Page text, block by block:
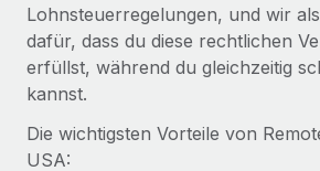
Lohnsteuerregelungen, und wir
dafür, dass du diese rechtlichen
erfüllst, während du gleichzeitig
kannst.
Die wichtigsten Vorteile von
USA: